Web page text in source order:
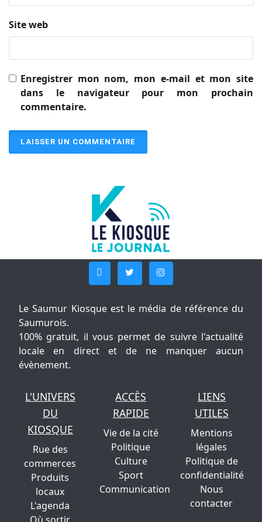
Site web
Enregistrer mon nom, mon e-mail et mon site
dans le navigateur pour mon prochain
commentaire.
Le Saumur Kiosque est le média de référence du
Saumurois.
100% gratuit, il vous permet de suivre l'actualité
locale en direct et de ne manquer aucun
évènement.
L'UNIVERS
DU
KIOSQUE
Rue des
commerces
Produits
locaux
L'agenda
ACCÈS
RAPIDE
Vie de la cité
Politique
Culture
Sport
Communication
LIENS
UTILES
Mentions
légales
Politique de
confidentialité
Nous
contacter